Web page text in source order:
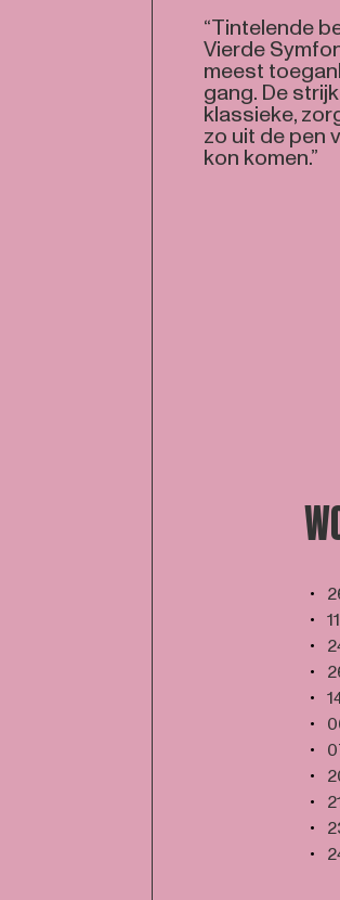
“Tintelende
Vierde
meest
gang. De
klassieke,
zo uit de pen
kon komen.”